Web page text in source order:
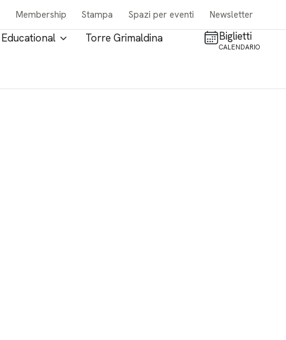
Membership Stampa Spazi per eventi Newsletter
Educational Torre Grimaldina Biglietti
CALENDARIO